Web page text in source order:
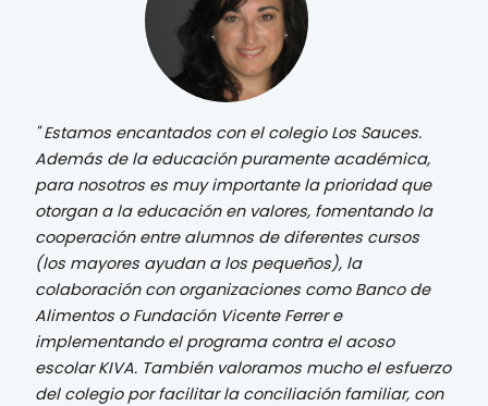
Estamos encantados con el colegio Los Sauces.
Además de la educación puramente académica,
para nosotros es muy importante la prioridad que
otorgan a la educación en valores, fomentando la
cooperación entre alumnos de diferentes cursos
(los mayores ayudan a los pequeños), la
colaboración con organizaciones como Banco de
Alimentos o Fundación Vicente Ferrer e
implementando el programa contra el acoso
escolar KIVA. También valoramos mucho el esfuerzo
del colegio por facilitar la conciliación familiar, con